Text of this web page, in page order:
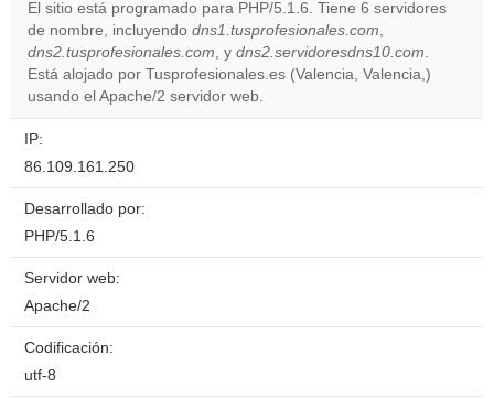
Do you
own this
website?
OK
El sitio está programado para PHP/5.1.6. Tiene 6 servidores
de nombre, incluyendo dns1.tusprofesionales.com,
dns2.tusprofesionales.com, y dns2.servidoresdns10.com.
Está alojado por Tusprofesionales.es (Valencia, Valencia,)
usando el Apache/2 servidor web.
IP:
86.109.161.250
Desarrollado por:
PHP/5.1.6
Servidor web:
Apache/2
Codificación:
utf-8